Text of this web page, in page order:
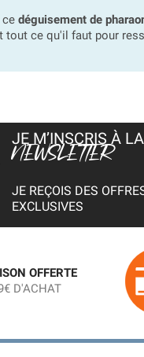
ce déguisement de
tout ce qu'il faut pour
JE M’INSCRIS À LA
NEWSLETTER
JE REÇOIS DES
EXCLUSIVES
OFFERTE
D'ACHAT